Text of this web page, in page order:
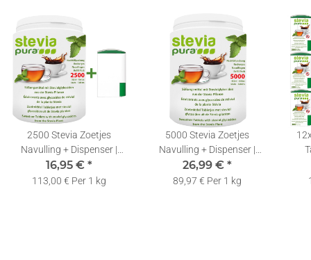
2500 Stevia Zoetjes
Navulling + Dispenser |
Tabletjes |
Zoetstoftabletten
16,95 € *
113,00 € Per 1 kg
5000 Stevia Zoetjes
Navulling + Dispenser |
Tabletjes |
Zoetstoftabletten
26,99 € *
89,97 € Per 1 kg